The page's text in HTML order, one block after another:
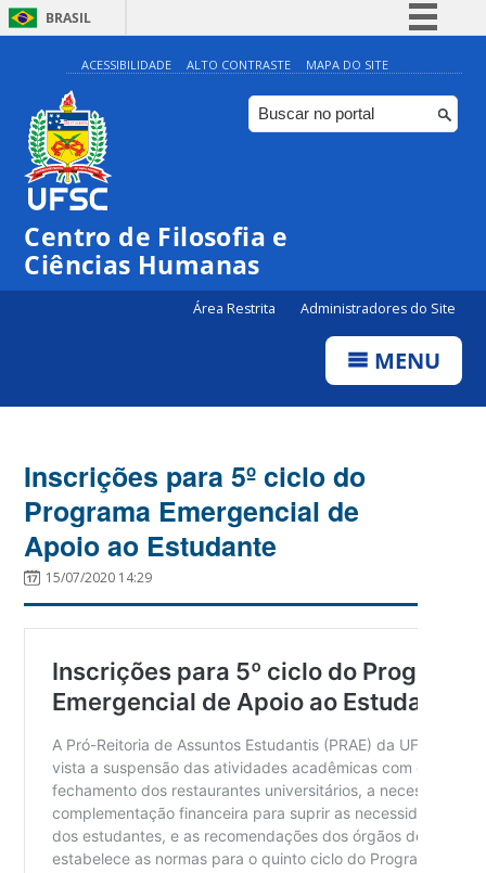
BRASIL
Simplifique!
Comunica BR
Participe
ACESSIBILIDADE ALTO CONTRASTE MAPA DO SITE
Centro de Filosofia e
Ciências Humanas
Área Restrita Administradores do Site
MENU
Inscrições para 5º ciclo do
Programa Emergencial de
Apoio ao Estudante
15/07/2020 14:29